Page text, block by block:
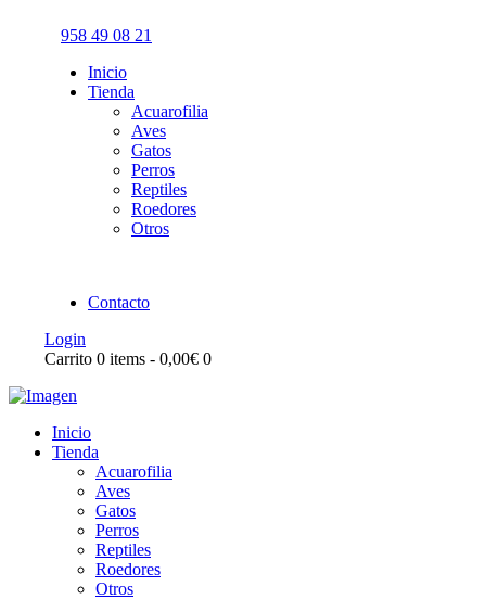
958 49 08 21
Inicio
Tienda
Acuarofilia
Aves
Gatos
Perros
Reptiles
Roedores
Otros
Contacto
Login
Carrito 0 items - 0,00€ 0
Inicio
Tienda
Acuarofilia
Aves
Gatos
Perros
Reptiles
Roedores
Otros